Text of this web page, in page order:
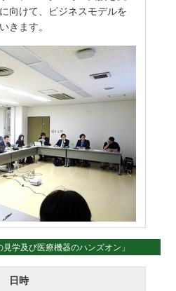
向けて、ビジネスモデルを
きます。
学及び医療機器のハンズオン」
日時